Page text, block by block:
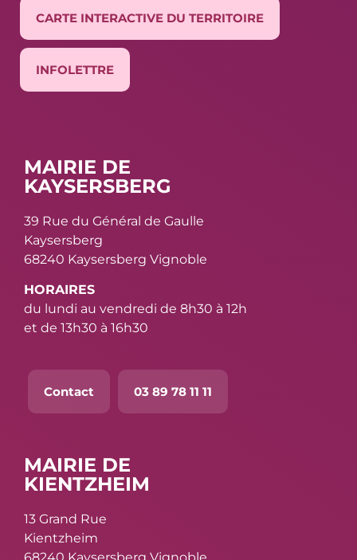
CARTE INTERACTIVE DU TERRITOIRE
INFOLETTRE
MAIRIE DE
KAYSERSBERG
39 Rue du Général de Gaulle
Kaysersberg
68240 Kaysersberg Vignoble
HORAIRES
du lundi au vendredi de 8h30 à 12h
et de 13h30 à 16h30
Contact 03 89 78 11 11
MAIRIE DE
KIENTZHEIM
13 Grand Rue
Kientzheim